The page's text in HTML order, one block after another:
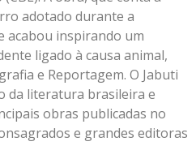
adotado durante a
acabou inspirando um
ligado à causa animal,
e Reportagem. O Jabuti
da literatura brasileira e
obras publicadas no
e grandes editoras